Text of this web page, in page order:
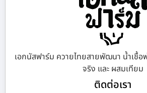
เอกนัสฟาร์ม ควายไทยสายพัฒนา น้ำเชื้
จริง และ ผสมเทียม
ติดต่อเรา